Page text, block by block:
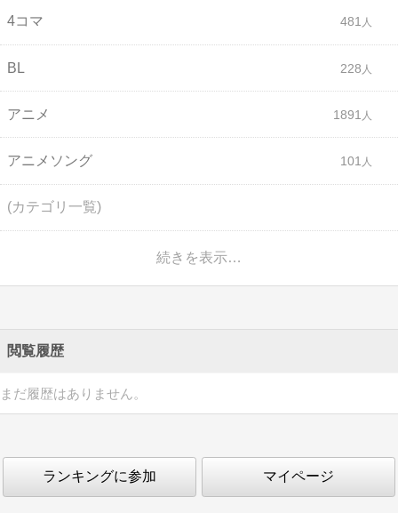
4コマ 481
BL 228
アニメ 1891
アニメソング 101
(カテゴリ一覧)
続きを表示…
閲覧履歴
まだ履歴はありません。
ランキングに参加 マイページ